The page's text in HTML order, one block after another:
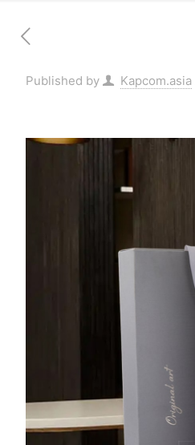
Published by Kapcom.asia